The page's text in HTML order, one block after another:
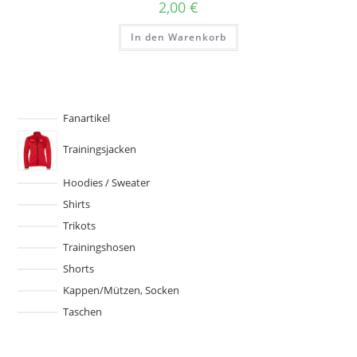
2,00 €
In den Warenkorb
Fanartikel
Trainingsjacken
Hoodies / Sweater
Shirts
Trikots
Trainingshosen
Shorts
Kappen/Mützen, Socken
Taschen